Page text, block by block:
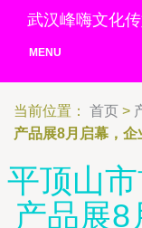
武汉峰嗨文化
MENU
当前位置： 首页 >
产品展8月启幕，
平顶山
产品展8